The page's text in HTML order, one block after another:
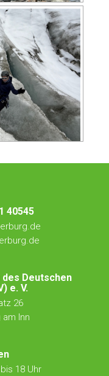
40545
Deutschen
e. V.
26
am Inn
18 Uhr